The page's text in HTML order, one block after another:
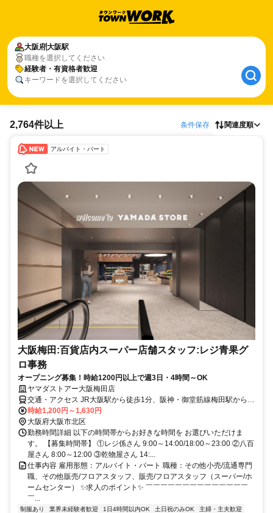
大阪府大阪駅
職種を選択してください
経験者・有資格者歓迎
キーワードを選択してください
2,764件以上 条件保存 関連度順
アルバイト・パート
大阪梅田:百貨店内スーパー店舗スタッフ:レジ青果グ
ロ事務
オープニング募集！時給1200円以上で週3日・4時間～OK
ヤマダストアー大阪梅田店
交通・アクセス JR大阪駅から徒歩1分、阪神・御堂筋線梅田駅から徒
歩2分
時給1,200円～1,630円
大阪府大阪市北区
勤務時間詳細 以下の時間帯からお好きな時間を お選びいただけま
す。 【募集時間帯】 ①レジ係さん 9:00～14:00/18:00～23:00 ②八百
屋さん 8:00～12:00 ③乾物屋さん 14:...
仕事内容 雇用形態：アルバイト・パート 職種：その他小売/流通専門
職、その他販売/フロアスタッフ、販売/フロアスタッフ（スーパー/ホ
ームセンター） ✨求人のポイント✨ ￣￣￣￣￣￣￣￣￣￣￣￣￣￣
￣...
制服あり 業界未経験者歓迎 1日4時間以内OK 土日祝のみOK
主婦・主夫歓迎